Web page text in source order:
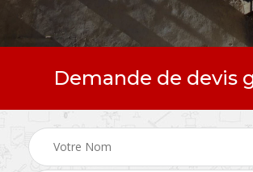
Demande de devis